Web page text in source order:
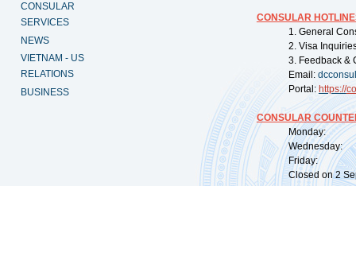
CONSULAR
SERVICES
NEWS
VIETNAM - US
RELATIONS
BUSINESS
CONSULAR
1. General
2. Visa
3. Feedback &
Email:
Portal: https://
CONSULAR
Monday:
Wednesday:
Friday:
Closed on 2